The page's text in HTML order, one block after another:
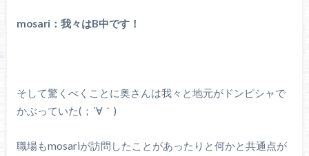
mosari：我々はB中です！
そして驚くべくことに奥さんは我々と地元がドンピシャで
かぶっていた(；´∀｀)
職場もmosariが訪問したことがあったりと何かと共通点が